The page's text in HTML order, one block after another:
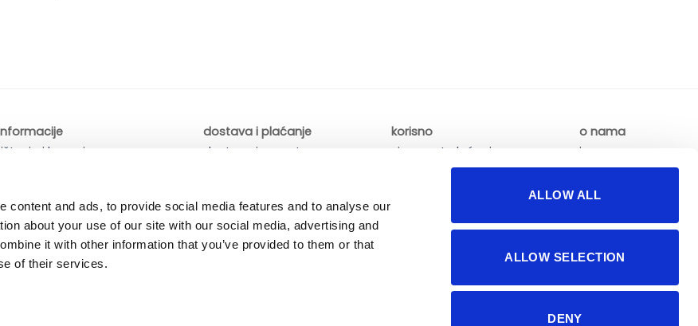
content and ads, to provide social media features and to analyse our
about your use of our site with our social media, advertising and
it with other information that you’ve provided to them or that
of their services.
ALLOW ALL
ALLOW SELECTION
DENY
i kupovine
dostava i plaćanje
dostava i povrat
korisno
sigurnost plaćanja
česta pitanja
o nama
impressum
kontakti